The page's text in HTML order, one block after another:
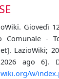
Giovedì
Comunale -
LazioWiki;
ago 6].
w/